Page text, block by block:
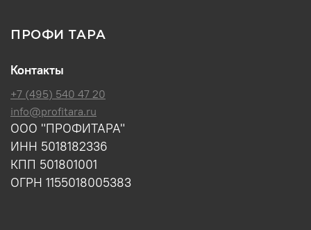
ПРОФИ ТАРА
Контакты
+7 (495) 540 47 20
info@profitara.ru
ООО "ПРОФИТАРА"
ИНН 5018182336
КПП 501801001
ОГРН 1155018005383